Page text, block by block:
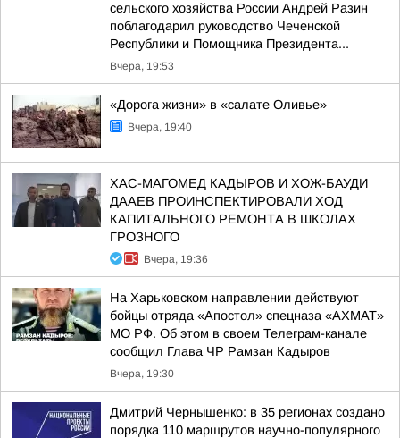
сельского хозяйства России Андрей Разин
поблагодарил руководство Чеченской
Республики и Помощника Президента...
Вчера, 19:53
«Дорога жизни» в «салате Оливье»
Вчера, 19:40
ХАС-МАГОМЕД КАДЫРОВ И ХОЖ-БАУДИ
ДААЕВ ПРОИНСПЕКТИРОВАЛИ ХОД
КАПИТАЛЬНОГО РЕМОНТА В ШКОЛАХ
ГРОЗНОГО
Вчера, 19:36
На Харьковском направлении действуют
бойцы отряда «Апостол» спецназа «АХМАТ»
МО РФ. Об этом в своем Телеграм-канале
сообщил Глава ЧР Рамзан Кадыров
Вчера, 19:30
Дмитрий Чернышенко: в 35 регионах создано
порядка 110 маршрутов научно-популярного